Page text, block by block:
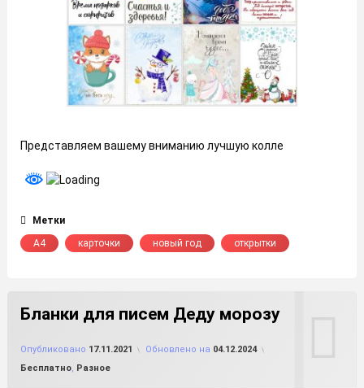
Представляем вашему вниманию лучшую колле
Метки
А4
карточки новый год открытки
Бланки для писем Деду морозу
Опубликовано 17.11.2021 Обновлено на 04.12.2024
Рубрики:
Бесплатно, Разное